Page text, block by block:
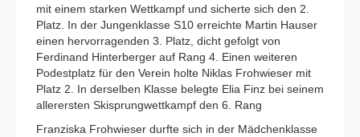
mit einem starken Wettkampf und sicherte sich den 2.
Platz. In der Jungenklasse S10 erreichte Martin Hauser
einen hervorragenden 3. Platz, dicht gefolgt von
Ferdinand Hinterberger auf Rang 4. Einen weiteren
Podestplatz für den Verein holte Niklas Frohwieser mit
Platz 2. In derselben Klasse belegte Elia Finz bei seinem
allerersten Skisprungwettkampf den 6. Rang
Franziska Frohwieser durfte sich in der Mädchenklasse